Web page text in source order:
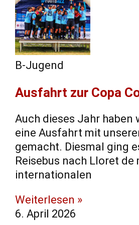
B-Jugend
Ausfahrt zur Copa
Auch dieses Jahr haben
eine Ausfahrt mit
gemacht. Diesmal ging
Reisebus nach Lloret de
internationalen
Weiterlesen »
6. April 2026